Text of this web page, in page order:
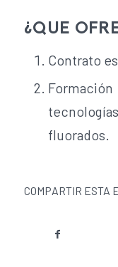
¿QUE
Contrato
fluorados.
COMPARTIR ESTA